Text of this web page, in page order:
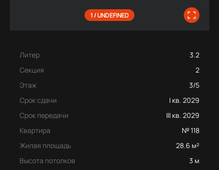
1 / UNDEFINED
Литер
3.2
Секция
2
Этаж
3/5
Срок сдачи
I кв. 2029
Срок передачи
III кв. 2029
Квартира
№ 118
Жилая площадь
28.6 м²
Высота потолков
3 м